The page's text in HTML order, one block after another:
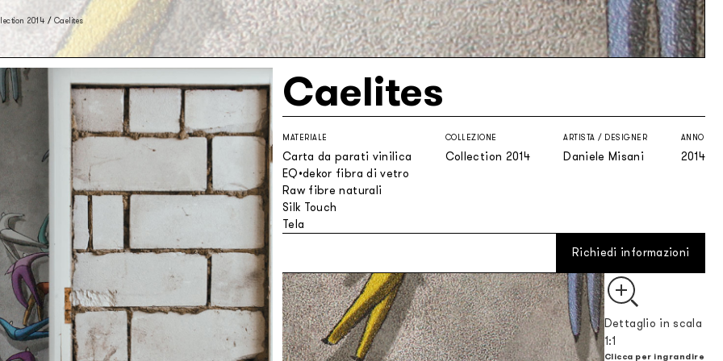
2014 / Caelites
Caelites
MATERIALE
Carta da parati vinilica
EQ•dekor fibra di vetro
Raw fibre naturali
Silk Touch
Tela
COLLEZIONE
Collection 2014
ARTISTA / DESIGNER
Daniele Misani
ANNO
2014
Richiedi informazioni
Dettaglio in scala
1:1
Clicca per ingrandire